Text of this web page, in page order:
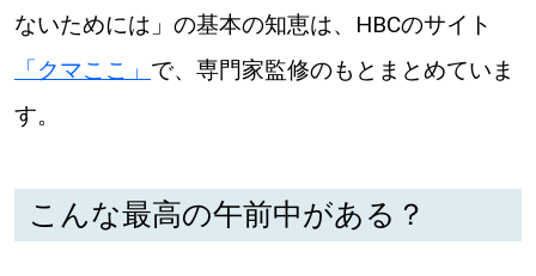
明日への”きっかけ”WEBマガジン
パートナーメディア Sitakkeパートナー
ないためには」の基本の知恵は、HBCのサイト
「クマここ」 で、専門家監修のもとまとめていま
す。
こんな最高の午前中がある？